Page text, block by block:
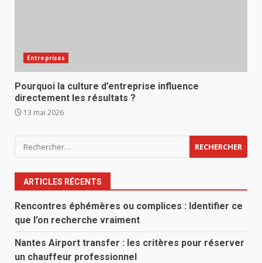
Entreprises
Pourquoi la culture d’entreprise influence
directement les résultats ?
13 mai 2026
Rechercher :
ARTICLES RÉCENTS
Rencontres éphémères ou complices : Identifier ce
que l’on recherche vraiment
Nantes Airport transfer : les critères pour réserver
un chauffeur professionnel